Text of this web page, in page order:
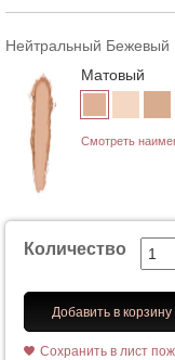
Нейтральный Бежевый
Матовый
Смотреть
Количество
Добавить в корзину
Сохранить в лист